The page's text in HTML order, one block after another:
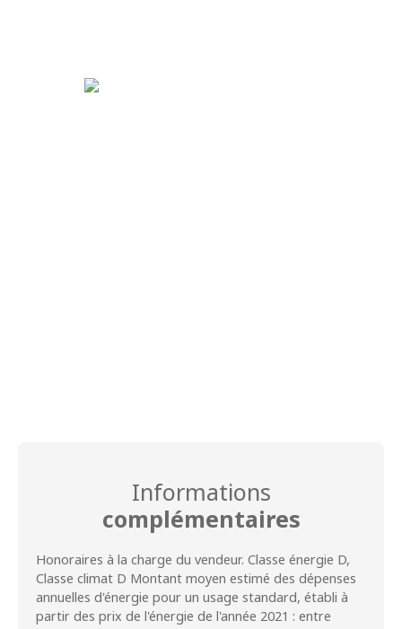
Informations
complémentaires
Honoraires à la charge du vendeur. Classe énergie D,
Classe climat D Montant moyen estimé des dépenses
annuelles d'énergie pour un usage standard, établi à
partir des prix de l'énergie de l'année 2021 : entre